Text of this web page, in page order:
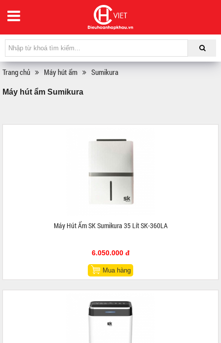
Trang chủ Máy hút ẩm Sumikura
Máy hút ẩm Sumikura
Máy Hút Ẩm SK Sumikura 35 Lít SK-360LA
6.050.000 đ
Mua hàng